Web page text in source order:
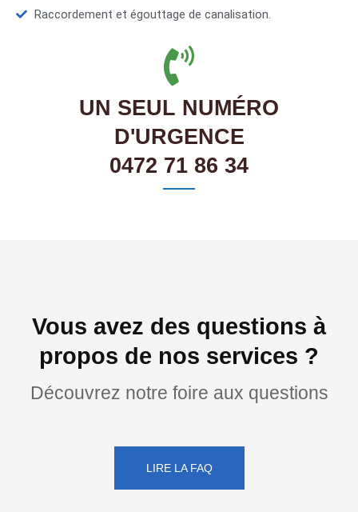
Raccordement et égouttage de canalisation.
UN SEUL NUMÉRO
D'URGENCE
0472 71 86 34
Vous avez des questions à
propos de nos services ?
Découvrez notre foire aux questions
LIRE LA FAQ